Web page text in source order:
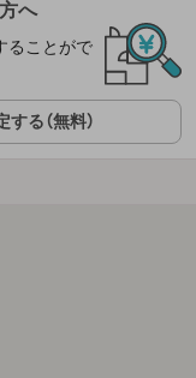
へ
ることがで
る（無料）